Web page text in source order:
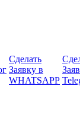
Сделать
Заявку в
WHATSAPP